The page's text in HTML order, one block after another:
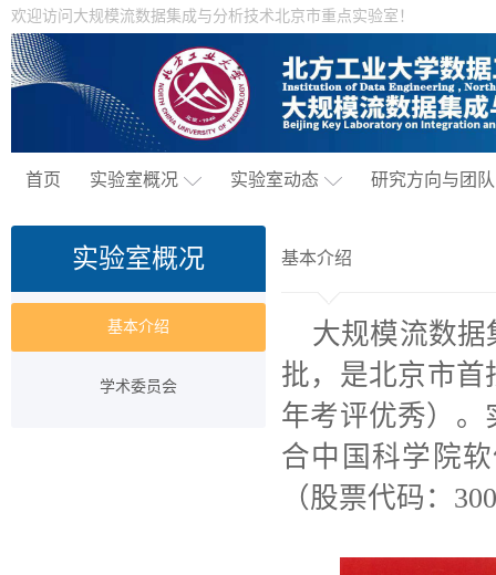
欢迎访问大规模流数据集成与分析技术北京市重点实验室！
首页 实验室概况 实验室动态 研究方向与团队
实验室概况
基本介绍
学术委员会
基本介绍
大规模流数据
批，是北京市首
年考评优秀）
合中国科学院
（股票代码：